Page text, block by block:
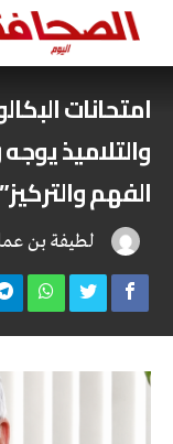
امتحانات
والتلاميذ
الفهم والتركيز”
لطيفة بن